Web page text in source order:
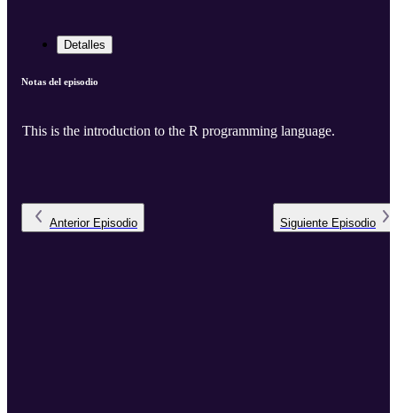
Detalles
Notas del episodio
This is the introduction to the R programming language.
Anterior Episodio Siguiente Episodio